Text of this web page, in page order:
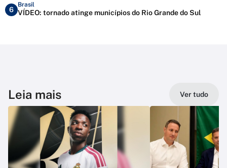
6
Brasil
VÍDEO: tornado atinge municípios do Rio Grande do Sul
Leia mais Ver tudo